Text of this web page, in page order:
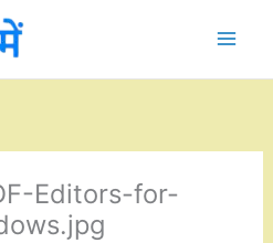
Editors-for-